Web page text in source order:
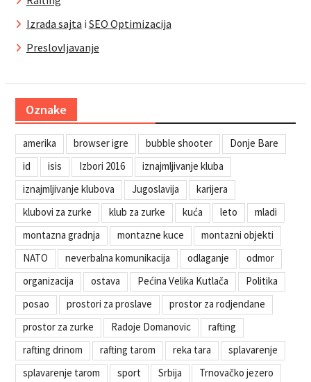
Izrada sajta i SEO Optimizacija
Preslovljavanje
Oznake
amerika browser igre bubble shooter
Donje Bare
id
isis Izbori 2016
iznajmljivanje kluba
iznajmljivanje klubova
Jugoslavija
karijera
klubovi za zurke
klub za zurke kuća leto
mladi
montazna gradnja
montazne kuce
montazni objekti
NATO
neverbalna komunikacija odlaganje
odmor
organizacija
ostava Pećina Velika Kutlača
Politika
posao
prostori za proslave
prostor za rodjendane
prostor za zurke
Radoje Domanovic
rafting
rafting drinom
rafting tarom reka tara
splavarenje
splavarenje tarom
sport Srbija Trnovačko jezero